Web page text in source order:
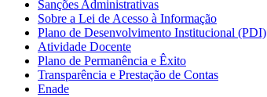
Sanções Administrativas
Sobre a Lei de Acesso à Informação
Plano de Desenvolvimento Institucional (PDI)
Atividade Docente
Plano de Permanência e Êxito
Transparência e Prestação de Contas
Enade